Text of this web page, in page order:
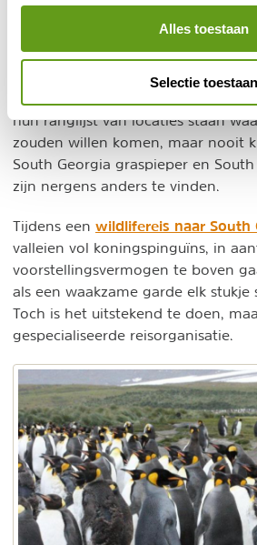
Alles toestaan
Selectie toestaan
Wilde dieren
hun ranglijst van locaties staan
zouden willen komen, maar nooit
South Georgia graspieper en
zijn nergens anders te vinden.
Tijdens een wildlifereis naar South
valleien vol koningspinguïns, in
voorstellingsvermogen te boven
als een waakzame garde elk stukje
Toch is het uitstekend te doen,
gespecialiseerde reisorganisatie.